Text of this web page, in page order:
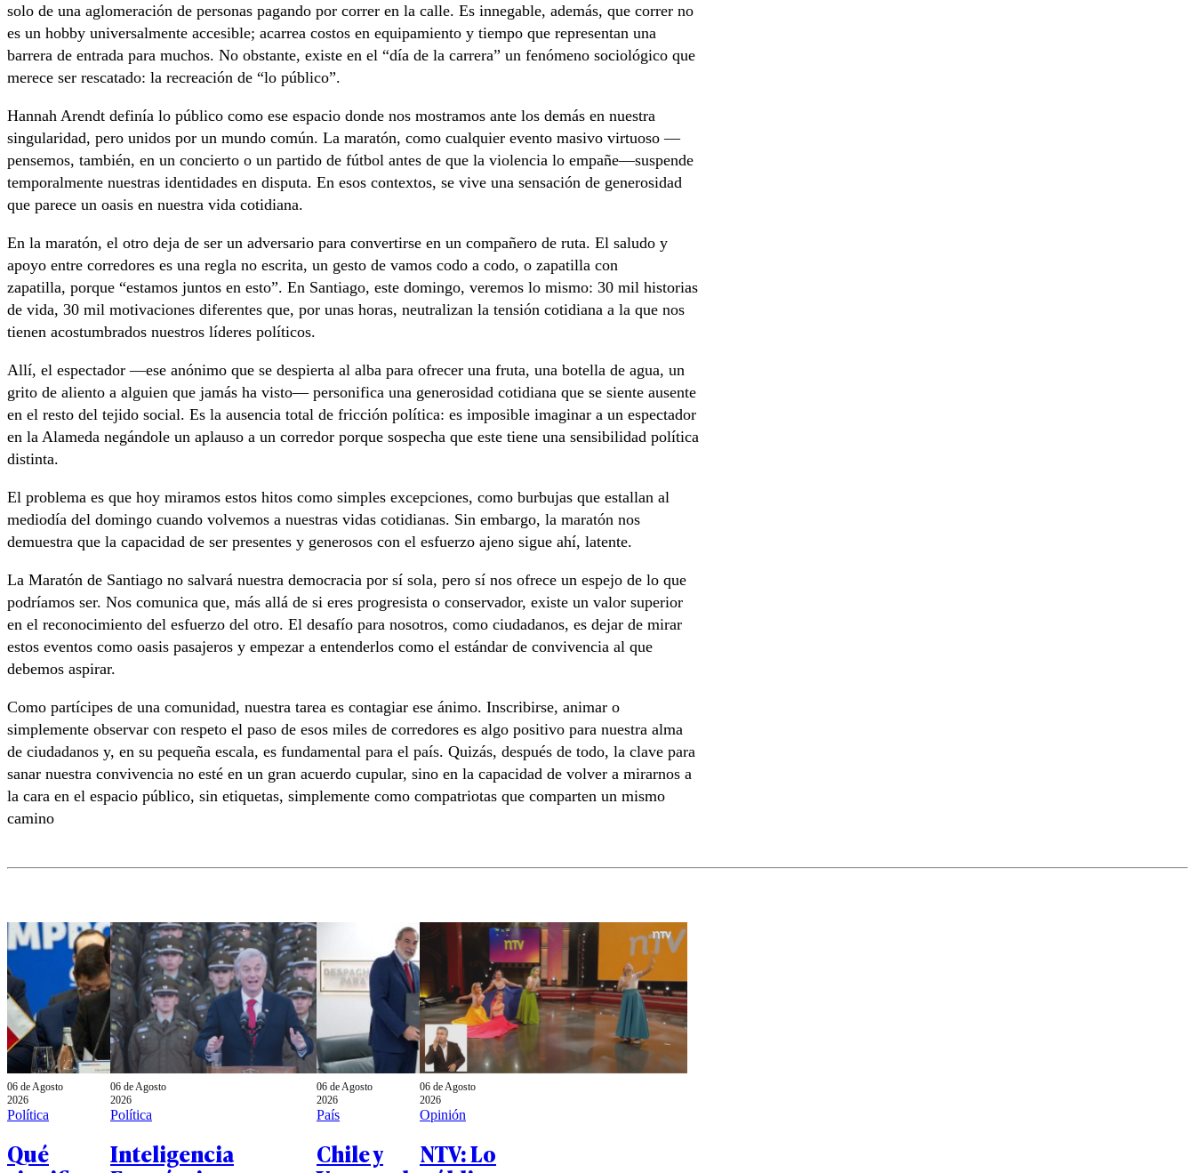
solo de una aglomeración de personas pagando por correr en la calle. Es innegable, además, que correr no
es un hobby universalmente accesible; acarrea costos en equipamiento y tiempo que representan una
barrera de entrada para muchos. No obstante, existe en el “día de la carrera” un fenómeno sociológico que
merece ser rescatado: la recreación de “lo público”.
Hannah Arendt definía lo público como ese espacio donde nos mostramos ante los demás en nuestra
singularidad, pero unidos por un mundo común. La maratón, como cualquier evento masivo virtuoso —
pensemos, también, en un concierto o un partido de fútbol antes de que la violencia lo empañe—suspende
temporalmente nuestras identidades en disputa. En esos contextos, se vive una sensación de generosidad
que parece un oasis en nuestra vida cotidiana.
En la maratón, el otro deja de ser un adversario para convertirse en un compañero de ruta. El saludo y
apoyo entre corredores es una regla no escrita, un gesto de vamos codo a codo, o zapatilla con
zapatilla, porque “estamos juntos en esto”. En Santiago, este domingo, veremos lo mismo: 30 mil historias
de vida, 30 mil motivaciones diferentes que, por unas horas, neutralizan la tensión cotidiana a la que nos
tienen acostumbrados nuestros líderes políticos.
Allí, el espectador —ese anónimo que se despierta al alba para ofrecer una fruta, una botella de agua, un
grito de aliento a alguien que jamás ha visto— personifica una generosidad cotidiana que se siente ausente
en el resto del tejido social. Es la ausencia total de fricción política: es imposible imaginar a un espectador
en la Alameda negándole un aplauso a un corredor porque sospecha que este tiene una sensibilidad política
distinta.
El problema es que hoy miramos estos hitos como simples excepciones, como burbujas que estallan al
mediodía del domingo cuando volvemos a nuestras vidas cotidianas. Sin embargo, la maratón nos
demuestra que la capacidad de ser presentes y generosos con el esfuerzo ajeno sigue ahí, latente.
La Maratón de Santiago no salvará nuestra democracia por sí sola, pero sí nos ofrece un espejo de lo que
podríamos ser. Nos comunica que, más allá de si eres progresista o conservador, existe un valor superior
en el reconocimiento del esfuerzo del otro. El desafío para nosotros, como ciudadanos, es dejar de mirar
estos eventos como oasis pasajeros y empezar a entenderlos como el estándar de convivencia al que
debemos aspirar.
Como partícipes de una comunidad, nuestra tarea es contagiar ese ánimo. Inscribirse, animar o
simplemente observar con respeto el paso de esos miles de corredores es algo positivo para nuestra alma
de ciudadanos y, en su pequeña escala, es fundamental para el país. Quizás, después de todo, la clave para
sanar nuestra convivencia no esté en un gran acuerdo cupular, sino en la capacidad de volver a mirarnos a
la cara en el espacio público, sin etiquetas, simplemente como compatriotas que comparten un mismo
camino
06 de Agosto
2026
Política
Qué
06 de Agosto
2026
Política
Inteligencia
06 de Agosto
2026
País
Chile y
06 de Agosto
2026
Opinión
NTV: Lo